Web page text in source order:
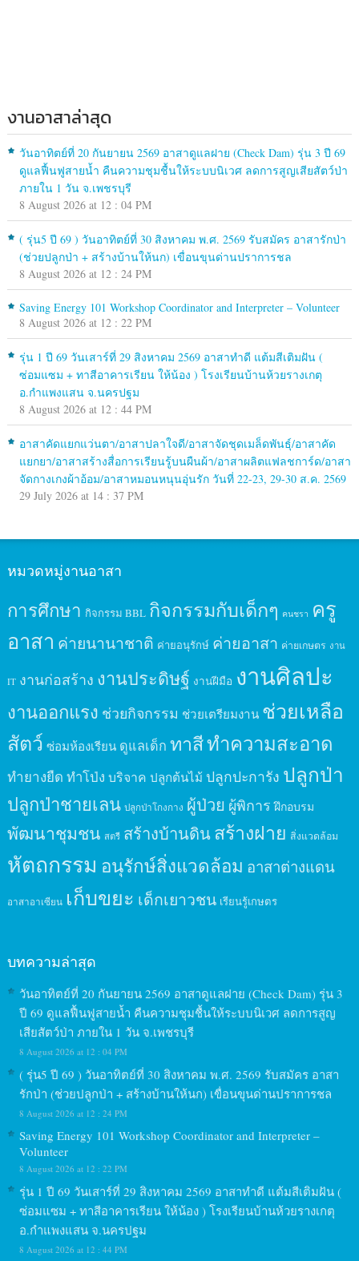
งานอาสาล่าสุด
วันอาทิตย์ที่ 20 กันยายน 2569 อาสาดูแลฝาย (Check Dam) รุ่น 3 ปี 69
ดูแลฟื้นฟูสายน้ำ คืนความชุมชื้นให้ระบบนิเวศ ลดการสูญเสียสัตว์ป่า
ภายใน 1 วัน จ.เพชรบุรี
8 August 2026 at 12 : 04 PM
( รุ่น5 ปี 69 ) วันอาทิตย์ที่ 30 สิงหาคม พ.ศ. 2569 รับสมัคร อาสารักป่า
(ช่วยปลูกป่า + สร้างบ้านให้นก) เขื่อนขุนด่านปราการชล
8 August 2026 at 12 : 24 PM
Saving Energy 101 Workshop Coordinator and Interpreter – Volunteer
8 August 2026 at 12 : 22 PM
รุ่น 1 ปี 69 วันเสาร์ที่ 29 สิงหาคม 2569 อาสาทำดี แต้มสีเติมฝัน (
ซ่อมแซม + ทาสีอาคารเรียน ให้น้อง ) โรงเรียนบ้านห้วยรางเกตุ
อ.กำแพงแสน จ.นครปฐม
8 August 2026 at 12 : 44 PM
อาสาคัดแยกแว่นตา/อาสาปลาใจดี/อาสาจัดชุดเมล็ดพันธุ์/อาสาคัด
แยกยา/อาสาสร้างสื่อการเรียนรู้บนผืนผ้า/อาสาผลิตแฟลชการ์ด/อาสา
จัดกางเกงผ้าอ้อม/อาสาหมอนหนุนอุ่นรัก วันที่ 22-23, 29-30 ส.ค. 2569
29 July 2026 at 14 : 37 PM
หมวดหมู่งานอาสา
การศึกษา กิจกรรม BBL กิจกรรมกับเด็กๆ คนชรา ครู
อาสา ค่ายนานาชาติ ค่ายอนุรักษ์ ค่ายอาสา ค่ายเกษตร งาน
IT งานก่อสร้าง งานประดิษฐ์ งานฝีมือ งานศิลปะ
งานออกแรง ช่วยกิจกรรม ช่วยเตรียมงาน ช่วยเหลือ
สัตว์ ซ่อมห้องเรียน ดูแลเด็ก ทาสีทำความสะอาด
ทำยางยืด ทำโป่ง บริจาค ปลูกต้นไม้ ปลูกปะการัง ปลูกป่า
ปลูกป่าชายเลน ปลูกป่าโกงกาง ผู้ป่วย ผู้พิการ ฝึกอบรม
พัฒนาชุมชน สตรี สร้างบ้านดินสร้างฝาย สิ่งแวดล้อม
หัตถกรรม อนุรักษ์สิ่งแวดล้อม อาสาต่างแดน
อาสาอาเซียน เก็บขยะ เด็กเยาวชน เรียนรู้เกษตร
บทความล่าสุด
วันอาทิตย์ที่ 20 กันยายน 2569 อาสาดูแลฝาย (Check Dam) รุ่น 3
ปี 69 ดูแลฟื้นฟูสายน้ำ คืนความชุมชื้นให้ระบบนิเวศ ลดการสูญ
เสียสัตว์ป่า ภายใน 1 วัน จ.เพชรบุรี
8 August 2026 at 12 : 04 PM
( รุ่น5 ปี 69 ) วันอาทิตย์ที่ 30 สิงหาคม พ.ศ. 2569 รับสมัคร อาสา
รักป่า (ช่วยปลูกป่า + สร้างบ้านให้นก) เขื่อนขุนด่านปราการชล
8 August 2026 at 12 : 24 PM
Saving Energy 101 Workshop Coordinator and Interpreter –
Volunteer
8 August 2026 at 12 : 22 PM
รุ่น 1 ปี 69 วันเสาร์ที่ 29 สิงหาคม 2569 อาสาทำดี แต้มสีเติมฝัน (
ซ่อมแซม + ทาสีอาคารเรียน ให้น้อง ) โรงเรียนบ้านห้วยรางเกตุ
อ.กำแพงแสน จ.นครปฐม
8 August 2026 at 12 : 44 PM